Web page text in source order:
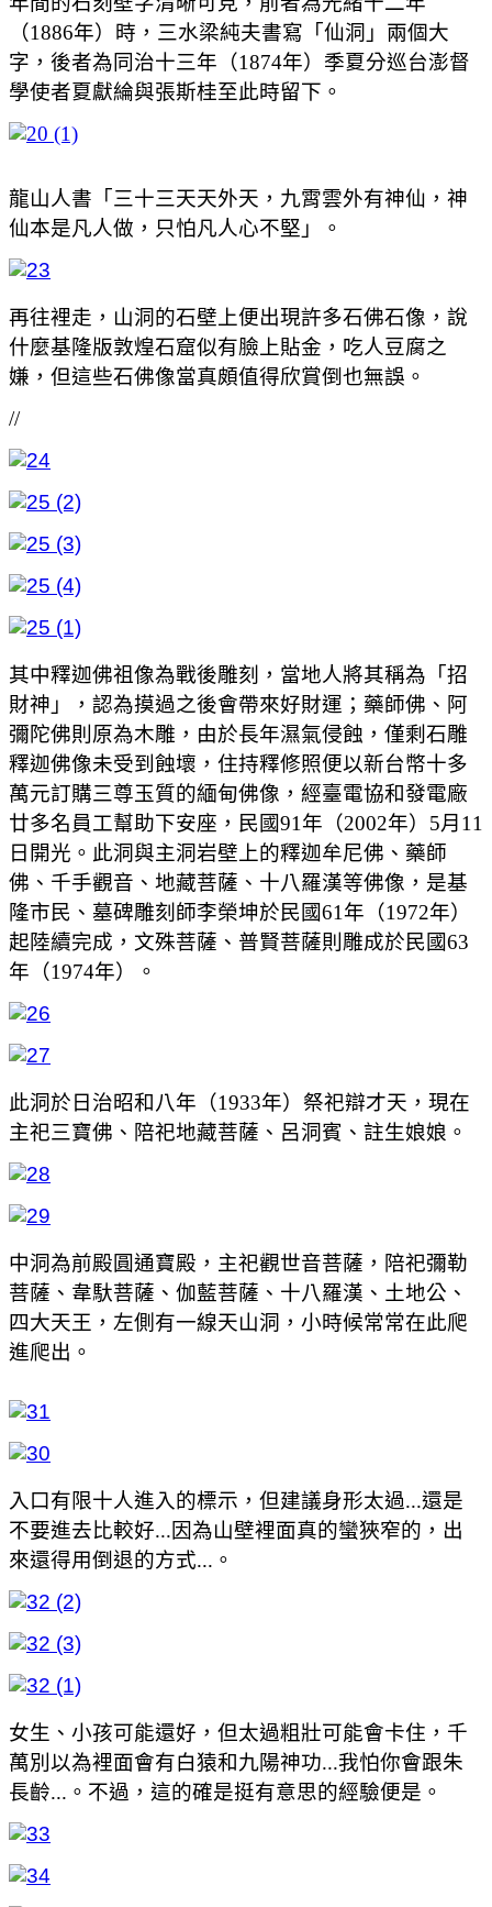
（1886年）時，三水梁純夫書寫「仙洞」兩個大
字，後者為同治十三年（1874年）季夏分巡台澎督
學使者夏獻綸與張斯桂至此時留下。
龍山人書「三十三天天外天，九霄雲外有神仙，神
仙本是凡人做，只怕凡人心不堅」。
再往裡走，山洞的石壁上便出現許多石佛石像，說
什麼基隆版敦煌石窟似有臉上貼金，吃人豆腐之
嫌，但這些石佛像當真頗值得欣賞倒也無誤。
//
其中釋迦佛祖像為戰後雕刻，當地人將其稱為「招
財神」，認為摸過之後會帶來好財運；藥師佛、阿
彌陀佛則原為木雕，由於長年濕氣侵蝕，僅剩石雕
釋迦佛像未受到蝕壞，住持釋修照便以新台幣十多
萬元訂購三尊玉質的緬甸佛像，經臺電協和發電廠
廿多名員工幫助下安座，民國91年（2002年）5月11
日開光。此洞與主洞岩壁上的釋迦牟尼佛、藥師
佛、千手觀音、地藏菩薩、十八羅漢等佛像，是基
隆市民、墓碑雕刻師李榮坤於民國61年（1972年）
起陸續完成，文殊菩薩、普賢菩薩則雕成於民國63
年（1974年）。
此洞於日治昭和八年（1933年）祭祀辯才天，現在
主祀三寶佛、陪祀地藏菩薩、呂洞賓、註生娘娘。
中洞為前殿圓通寶殿，主祀觀世音菩薩，陪祀彌勒
菩薩、韋馱菩薩、伽藍菩薩、十八羅漢、土地公、
四大天王，左側有一線天山洞，小時候常常在此爬
進爬出。
入口有限十人進入的標示，但建議身形太過...還是
不要進去比較好...因為山壁裡面真的蠻狹窄的，出
來還得用倒退的方式...。
女生、小孩可能還好，但太過粗壯可能會卡住，千
萬別以為裡面會有白猿和九陽神功...我怕你會跟朱
長齡...。不過，這的確是挺有意思的經驗便是。